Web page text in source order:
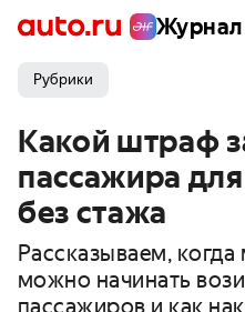
Журнал
Рубрики
Какой штраф
пассажира
без стажа
Рассказываем,
можно начинать
пассажиров и как